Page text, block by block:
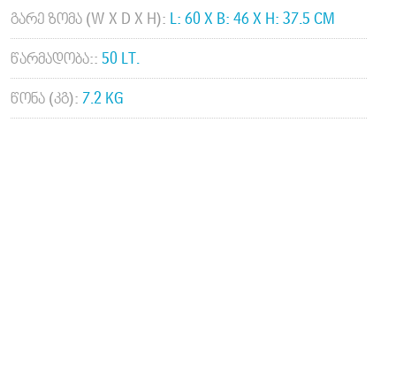
ᲒᲐᲠᲔ ᲖᲝᲛᲐ (W X D X H): L: 60 X B: 46 X H: 37.5 CM
ᲬᲐᲠᲛᲐᲓᲝᲑᲐ:: 50 LT.
ᲬᲝᲜᲐ (ᲙᲒ): 7.2 KG